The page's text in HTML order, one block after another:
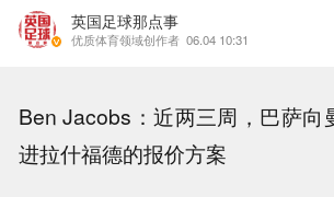
英国足球那点事
优质体育领域创作者 06.04 10:31
Ben Jacobs：近两三周，巴萨向
进拉什福德的报价方案